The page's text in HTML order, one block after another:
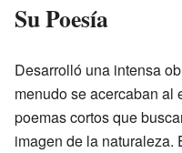
Su Poesía
Desarrolló una intensa
menudo se acercaban al
poemas cortos que
imagen de la naturaleza.